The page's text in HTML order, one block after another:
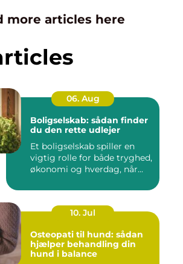
more articles here
06. Aug
Boligselskab: sådan finder
du den rette udlejer
Et boligselskab spiller en
vigtig rolle for både tryghed,
økonomi og hverdag, når...
10. Jul
Osteopati til hund: sådan
hjælper behandling din
hund i balance